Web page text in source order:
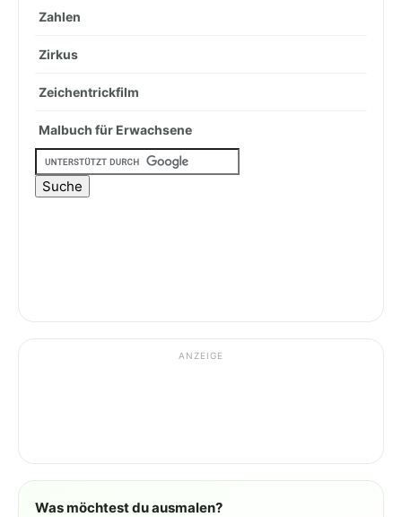
Zahlen
Zirkus
Zeichentrickfilm
Malbuch für Erwachsene
ANZEIGE
Was möchtest du ausmalen?